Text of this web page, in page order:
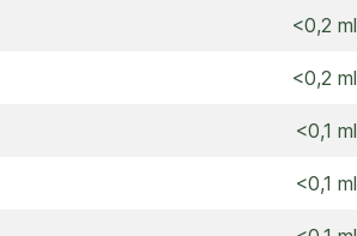
<0,2 ml
<0,2 ml
<0,1 ml
<0,1 ml